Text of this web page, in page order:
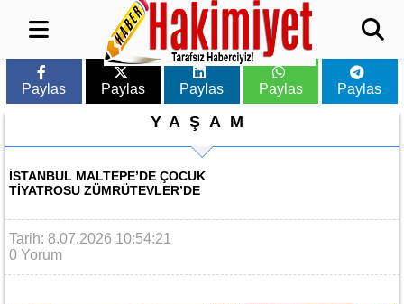
Paylas Paylas Paylas Paylas Paylas
YAŞAM
İSTANBUL MALTEPE’DE ÇOCUK
TIYATROSU ZÜMRÜTEVLER’DE
Tarih: 8.07.2026 10:54:21
0 Yorum